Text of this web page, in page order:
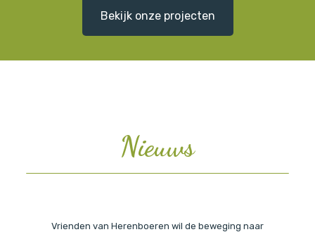
Bekijk onze projecten
Nieuws
Vrienden van Herenboeren wil de beweging naar